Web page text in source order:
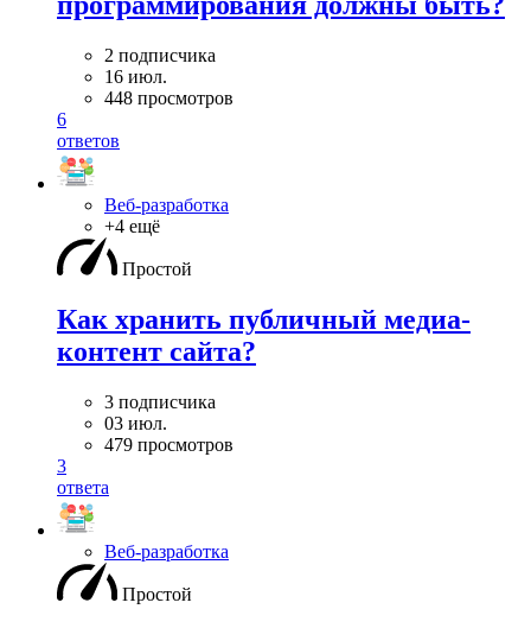
2 подписчика
16 июл.
448 просмотров
6
ответов
Веб-разработка
+4 ещё
Простой
Как хранить публичный медиа-
контент сайта?
3 подписчика
03 июл.
479 просмотров
3
ответа
Веб-разработка
Простой